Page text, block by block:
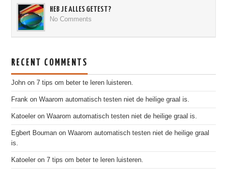
HEB JE ALLES GETEST?
No Comments
RECENT COMMENTS
John on 7 tips om beter te leren luisteren.
Frank onWaarom automatisch testen niet de heilige graal is.
Katoeler onWaarom automatisch testen niet de heilige graal is.
Egbert Bouman onWaarom automatisch testen niet de heilige graal
is.
Katoeler on 7 tips om beter te leren luisteren.